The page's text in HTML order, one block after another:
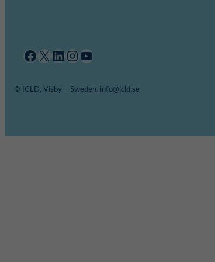
Facebook X LinkedIn InstagramYouTube
© ICLD, Visby – Sweden. info@icld.se